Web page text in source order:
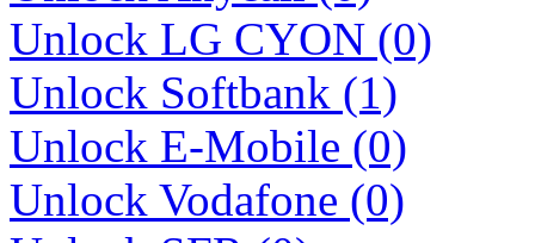
Unlock LG CYON (0)
Unlock Softbank (1)
Unlock E-Mobile (0)
Unlock Vodafone (0)